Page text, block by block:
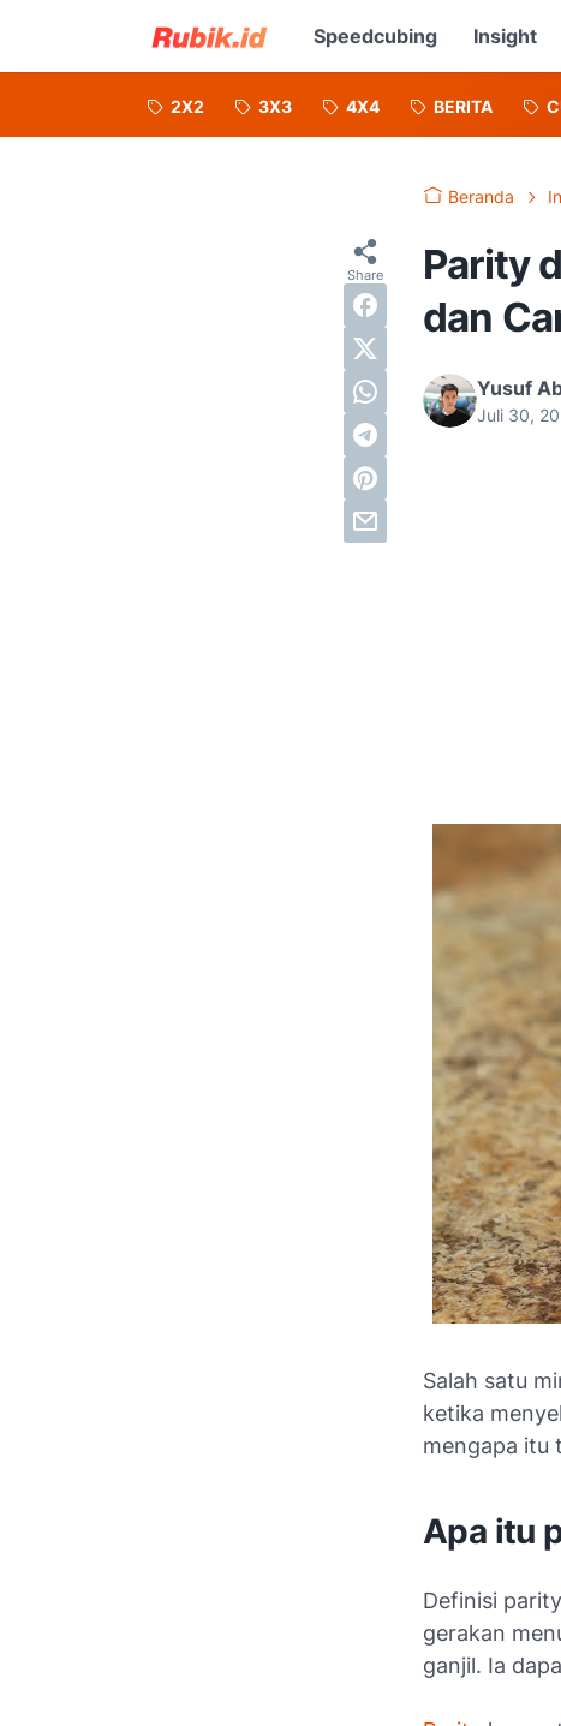
Speedcubing Insight
2X2 3X3 4X4 BERITA
Beranda
Parity
dan
Yusuf
Juli 30,
Salah satu
ketika
mengapa itu
Apa itu
Definisi parity
gerakan
ganjil. Ia